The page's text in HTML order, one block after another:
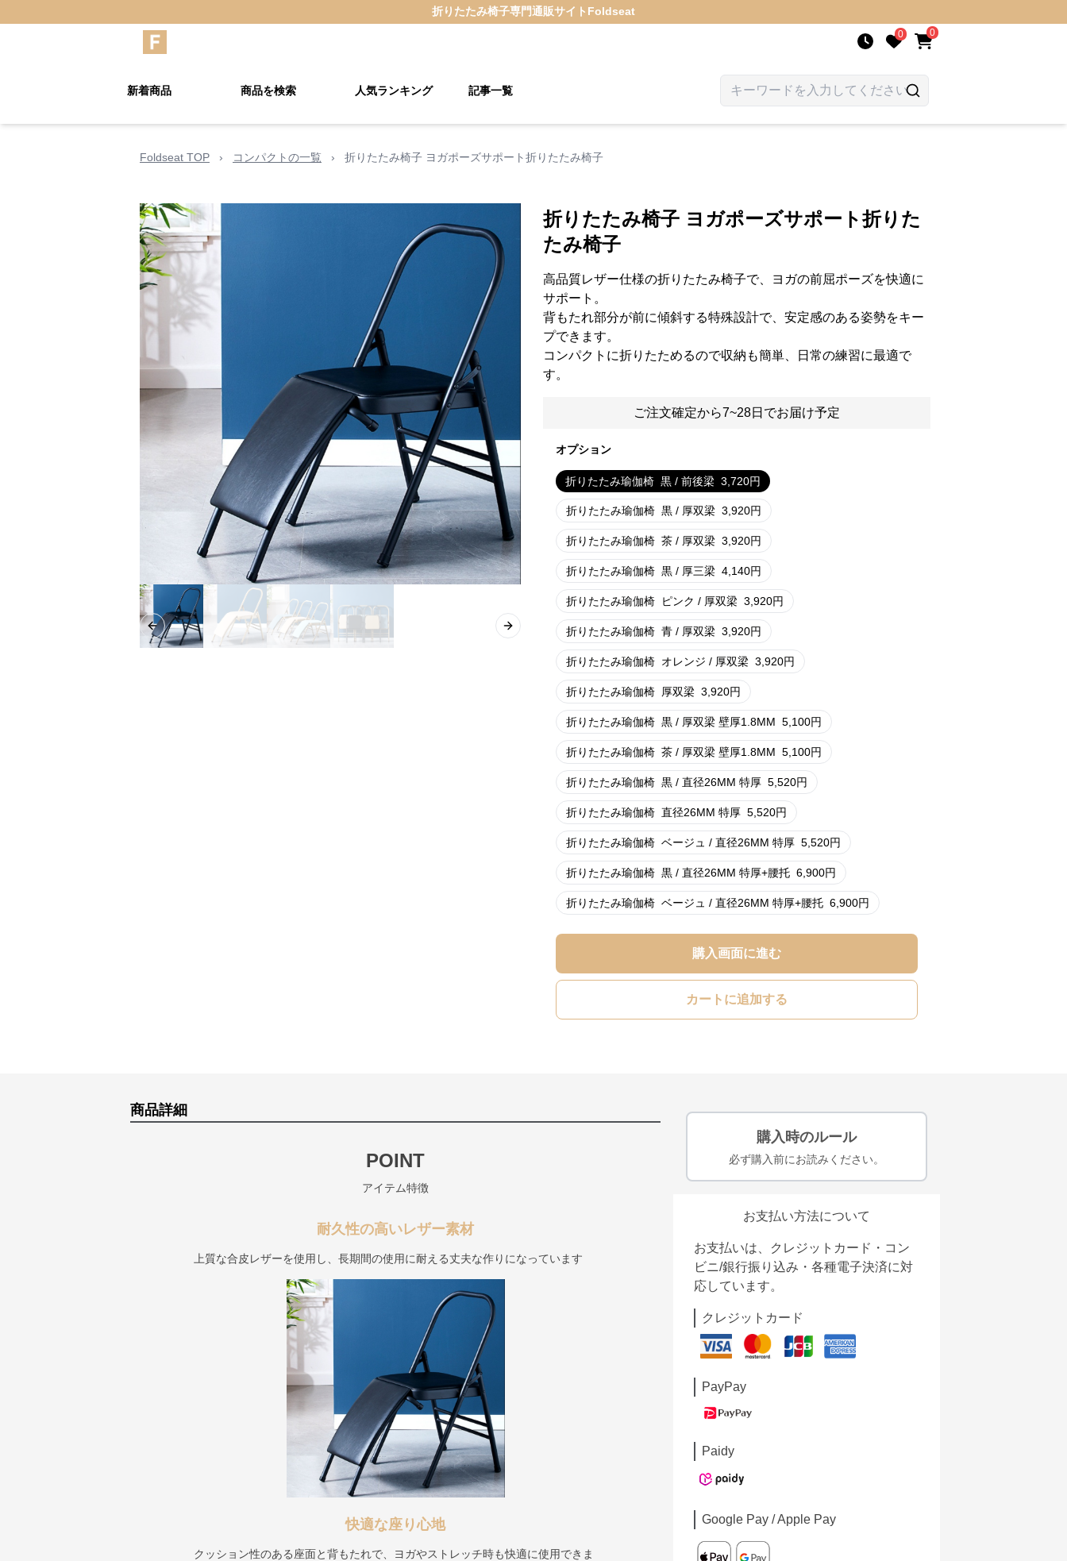
折りたたみ椅子専門通販サイト Foldseat
0 0
新着商品 商品を検索 人気ランキング 記事一覧
Foldseat TOP › コンパクトの一覧 › 折りたたみ椅子 ヨガポーズサポート折りたたみ椅子
Previous slide Next slide
折りたたみ椅子 ヨガポーズサポート折りた
たみ椅子
高品質レザー仕様の折りたたみ椅子で、ヨガの前屈ポーズを快適に
サポート。
背もたれ部分が前に傾斜する特殊設計で、安定感のある姿勢をキー
プできます。
コンパクトに折りたためるので収納も簡単、日常の練習に最適で
す。
ご注文確定から7~28日でお届け予定
オプション
折りたたみ瑜伽椅 黒 / 前後梁 3,720円
折りたたみ瑜伽椅 黒 / 厚双梁 3,920円
折りたたみ瑜伽椅 茶 / 厚双梁 3,920円
折りたたみ瑜伽椅 黒 / 厚三梁 4,140円
折りたたみ瑜伽椅 ピンク / 厚双梁 3,920円
折りたたみ瑜伽椅 青 / 厚双梁 3,920円
折りたたみ瑜伽椅 オレンジ / 厚双梁 3,920円
折りたたみ瑜伽椅 厚双梁 3,920円
折りたたみ瑜伽椅 黒 / 厚双梁 壁厚1.8MM 5,100円
折りたたみ瑜伽椅 茶 / 厚双梁 壁厚1.8MM 5,100円
折りたたみ瑜伽椅 黒 / 直径26MM 特厚 5,520円
折りたたみ瑜伽椅 直径26MM 特厚 5,520円
折りたたみ瑜伽椅 ベージュ / 直径26MM 特厚 5,520円
折りたたみ瑜伽椅 黒 / 直径26MM 特厚+腰托 6,900円
折りたたみ瑜伽椅 ベージュ / 直径26MM 特厚+腰托 6,900円
購入画面に進む
カートに追加する
商品詳細
POINT
アイテム特徴
耐久性の高いレザー素材
上質な合皮レザーを使用し、長期間の使用に耐える丈夫な作りになっています
快適な座り心地
クッション性のある座面と背もたれで、ヨガやストレッチ時も快適に使用できま
購入時のルール
必ず購入前にお読みください。
お支払い方法について
お支払いは、クレジットカード・コン
ビニ/銀行振り込み・各種電子決済に対
応しています。
クレジットカード
PayPay
Paidy
Google Pay / Apple Pay